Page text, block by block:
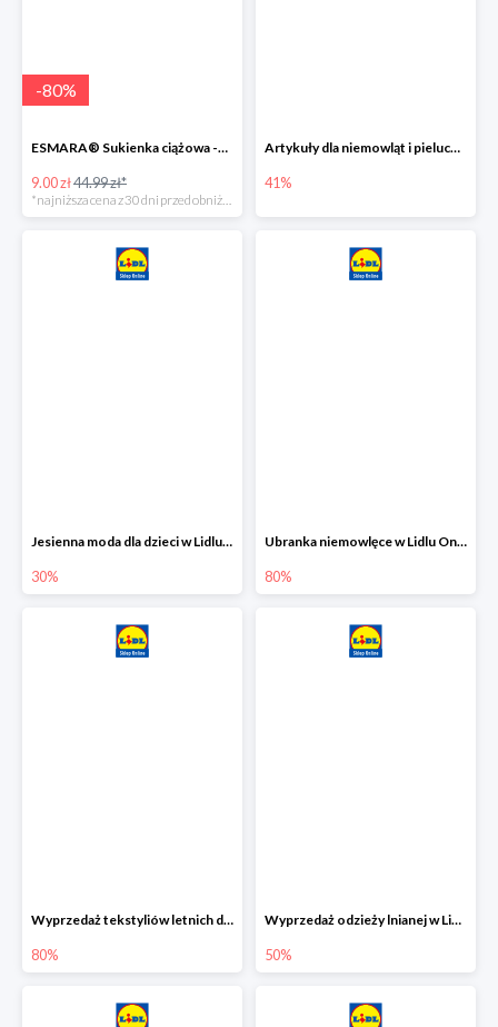
-80%
ESMARA® Sukienka ciążowa -79%
9.00 zł44.99 zł*
Artykuły dla niemowląt i pieluchy w Lidlu Online do -41%
41%
Jesienna moda dla dzieci w Lidlu Online do -30%
30%
Ubranka niemowlęce w Lidlu Online do -80%
80%
Wyprzedaż tekstyliów letnich dla dzieci w Lidlu Online do -80%
80%
Wyprzedaż odzieży lnianej w Lidlu Online do -50%
50%